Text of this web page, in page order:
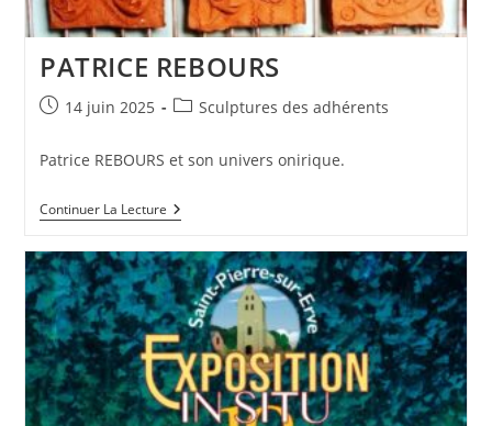
PATRICE REBOURS
Publication
14 juin 2025
PostSculptures des adhérents
Patrice REBOURS et son univers onirique.
Continuer La LecturePATRICE
REBOURS